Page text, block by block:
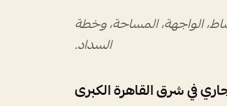
الواجهة، المساحة، وخطة
السداد.
في شرق القاهرة الكبرى